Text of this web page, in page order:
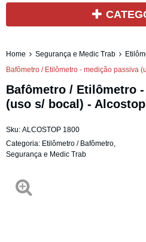
Home Segurança e Medic Trab
Bafômetro / Etilômetro - medição passiva
Bafômetro / Etilômetro
(uso s/ bocal) -
Sku: ALCOSTOP 1800
Categoria: Etilômetro / Bafômetro,
Segurança e Medic Trab